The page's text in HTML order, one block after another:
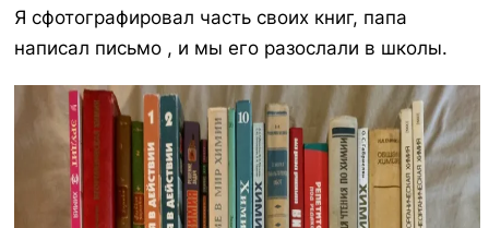
Я сфотографировал часть своих книг, папа
написал письмо , и мы его разослали в школы.